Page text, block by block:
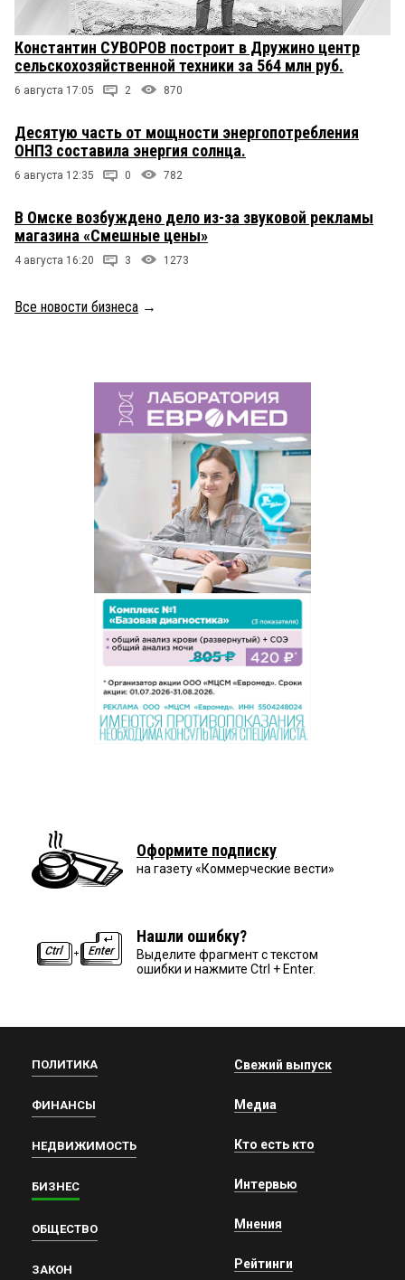
Константин СУВОРОВ построит в Дружино центр
сельскохозяйственной техники за 564 млн руб.
6 августа 17:05 2 870
Десятую часть от мощности энергопотребления
ОНПЗ составила энергия солнца.
6 августа 12:35 0 782
В Омске возбуждено дело из-за звуковой рекламы
магазина «Смешные цены»
4 августа 16:20 3 1273
Все новости бизнеса →
Оформите подписку
на газету «Коммерческие вести»
Нашли ошибку?
Выделите фрагмент с текстом
ошибки и нажмите Ctrl + Enter.
ПОЛИТИКА
ФИНАНСЫ
НЕДВИЖИМОСТЬ
БИЗНЕС
ОБЩЕСТВО
ЗАКОН
Свежий выпуск
Медиа
Кто есть кто
Интервью
Мнения
Рейтинги